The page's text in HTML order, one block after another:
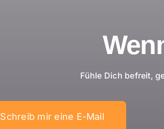
Fühle Dich befreit,
Schreib mir eine E-Mail